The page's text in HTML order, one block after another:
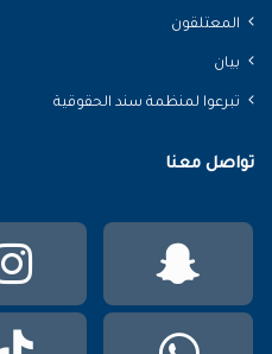
المعتلقون
بيان
تبرعوا لمنظمة سند الحقوقية
تواصل معنا
سناب